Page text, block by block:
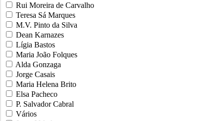
Rui Moreira de Carvalho
Teresa Sá Marques
M.V. Pinto da Silva
Dean Karnazes
Lígia Bastos
Maria João Folques
Alda Gonzaga
Jorge Casais
Maria Helena Brito
Elsa Pacheco
P. Salvador Cabral
Vários